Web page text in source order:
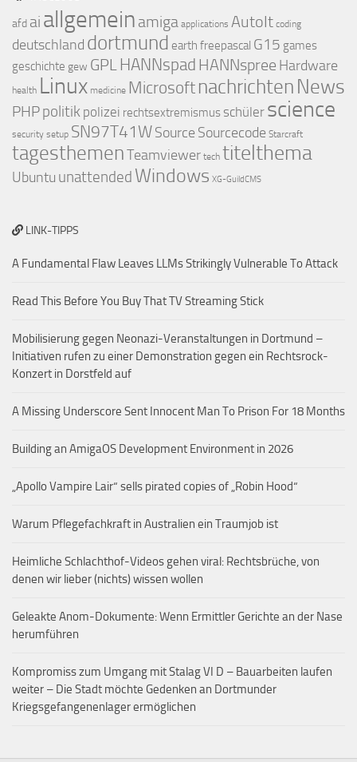
afd ai allgemein amiga applications AutoIt coding
deutschland dortmund earth freepascal G15 games
geschichte gew GPL HANNspad HANNspree Hardware
health Linux medicine Microsoft nachrichten News
PHPpolitik polizei rechtsextremismus schüler science
security setup SN97T41WSource Sourcecode Starcraft
tagesthemenTeamviewer tech titelthema
Ubuntu unattended Windows XG-GuildCMS
LINK-TIPPS
A Fundamental Flaw Leaves LLMs Strikingly Vulnerable To Attack
Read This Before You Buy That TV Streaming Stick
Mobilisierung gegen Neonazi-Veranstaltungen in Dortmund –
Initiativen rufen zu einer Demonstration gegen ein Rechtsrock-
Konzert in Dorstfeld auf
A Missing Underscore Sent Innocent Man To Prison For 18 Months
Building an AmigaOS Development Environment in 2026
„Apollo Vampire Lair“ sells pirated copies of „Robin Hood“
Warum Pflegefachkraft in Australien ein Traumjob ist
Heimliche Schlachthof-Videos gehen viral: Rechtsbrüche, von
denen wir lieber (nichts) wissen wollen
Geleakte Anom-Dokumente: Wenn Ermittler Gerichte an der Nase
herumführen
Kompromiss zum Umgang mit Stalag VI D – Bauarbeiten laufen
weiter – Die Stadt möchte Gedenken an Dortmunder
Kriegsgefangenenlager ermöglichen